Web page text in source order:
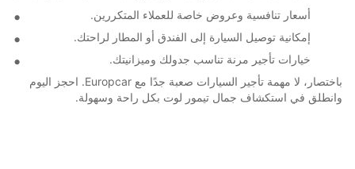
أسعار تنافسية وعروض خاصة للعملاء المتكررين.
إمكانية توصيل السيارة إلى الفندق أو المطار لراحتك.
خيارات تأجير مرنة تناسب جدولك وميزانيتك.
باختصار، لا مهمة تأجير السيارات صعبة جدًا مع Europcar. احجز اليوم
وانطلق في استكشاف جمال تيمور لوت بكل راحة وسهولة.